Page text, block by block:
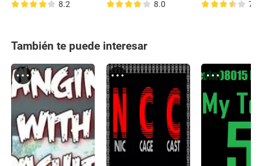
8.2 8.0 7.7
También te puede interesar